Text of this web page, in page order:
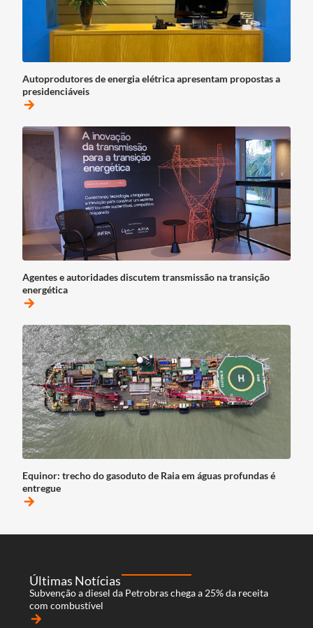
Autoprodutores de energia elétrica apresentam propostas a
presidenciáveis
arrow_forward
Agentes e autoridades discutem transmissão na transição
energética
arrow_forward
Equinor: trecho do gasoduto de Raia em águas profundas é
entregue
arrow_forward
Últimas Notícias
Subvenção a diesel da Petrobras chega a 25% da receita
com combustível
arrow_forward